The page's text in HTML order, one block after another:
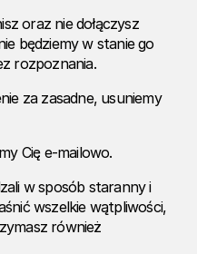
oraz nie dołączysz
będziemy w stanie go
rozpoznania.
za zasadne, usuniemy
Cię e-mailowo.
w sposób staranny i
wszelkie wątpliwości,
również